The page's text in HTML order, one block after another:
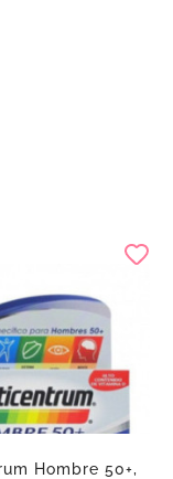
Hombre 50+,